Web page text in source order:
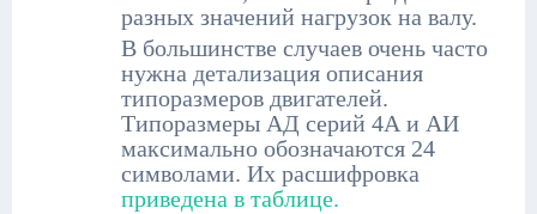
разных значений нагрузок на валу.
В большинстве случаев очень часто
нужна детализация описания
типоразмеров двигателей.
Типоразмеры АД серий 4А и АИ
максимально обозначаются 24
символами. Их расшифровка
приведена в таблице.